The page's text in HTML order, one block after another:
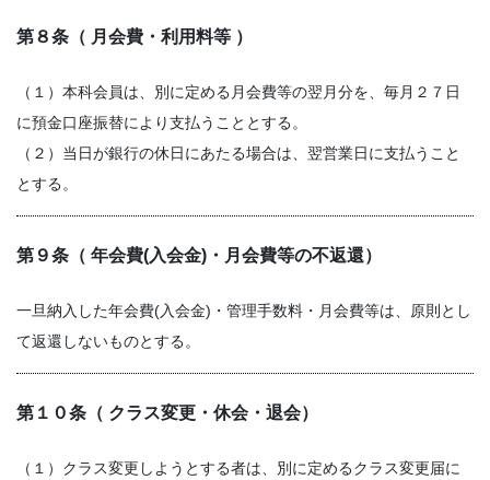
第８条（ 月会費・利用料等 ）
（１）本科会員は、別に定める月会費等の翌月分を、毎月２７日
に預金口座振替により支払うこととする。
（２）当日が銀行の休日にあたる場合は、翌営業日に支払うこと
とする。
第９条（ 年会費(入会金)・月会費等の不返還）
一旦納入した年会費(入会金)・管理手数料・月会費等は、原則とし
て返還しないものとする。
第１０条（ クラス変更・休会・退会）
（１）クラス変更しようとする者は、別に定めるクラス変更届に